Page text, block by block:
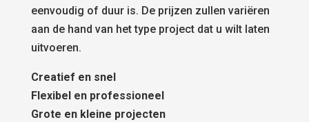
eenvoudig of duur is. De prijzen zullen variëren
aan de hand van het type project dat u wilt laten
uitvoeren.
Creatief en snel
Flexibel en professioneel
Grote en kleine projecten